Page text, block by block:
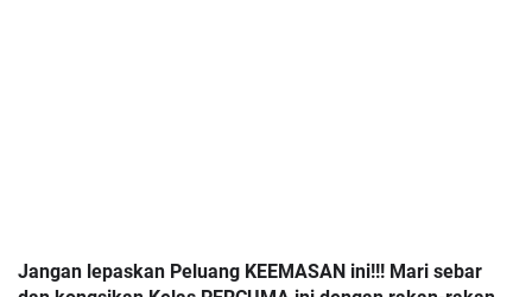
Jangan lepaskan Peluang KEEMASAN ini!!! Mari sebar